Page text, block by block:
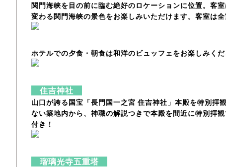
関門海峡を目の前に臨む絶好のロケーションに位置。客
変わる関門海峡の景色をお楽しみいただけます。客室は全
ホテルでの夕食・朝食は和洋のビュッフェをお楽しみく
住吉神社
山口が誇る国宝「長門国一之宮 住吉神社」本殿を特別拝
ない築地内から、神職の解説つきで本殿を間近に特別拝
付き！
瑠璃光寺五重塔